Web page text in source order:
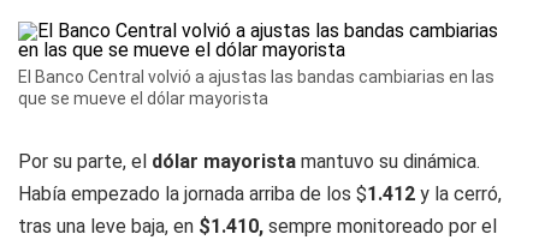
El Banco Central volvió a ajustas las bandas cambiarias en las
que se mueve el dólar mayorista
Por su parte, el dólar mayorista mantuvo su dinámica.
Había empezado la jornada arriba de los $1.412 y la cerró,
tras una leve baja, en $1.410, sempre monitoreado por el